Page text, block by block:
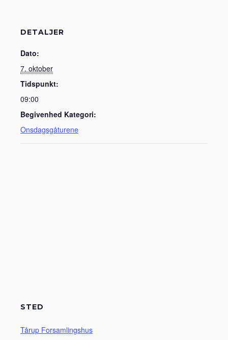
DETALJER
Dato:
7. oktober
Tidspunkt:
09:00
Begivenhed Kategori:
Onsdagsgåturene
STED
Tårup Forsamlingshus